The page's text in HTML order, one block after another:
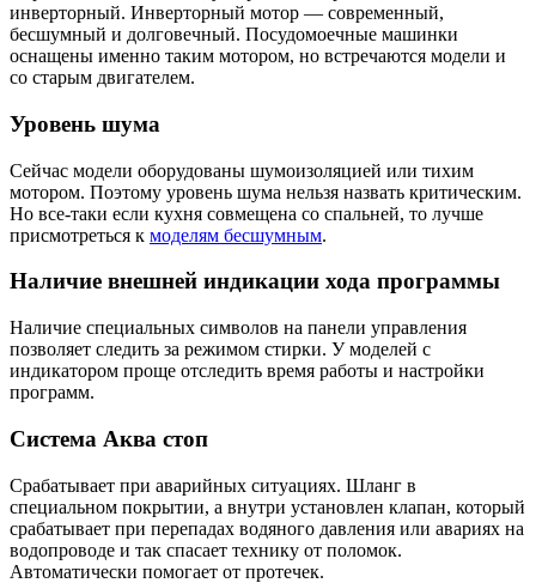
инверторный. Инверторный мотор — современный,
бесшумный и долговечный. Посудомоечные машинки
оснащены именно таким мотором, но встречаются модели и
со старым двигателем.
Уровень шума
Сейчас модели оборудованы шумоизоляцией или тихим
мотором. Поэтому уровень шума нельзя назвать критическим.
Но все-таки если кухня совмещена со спальней, то лучше
присмотреться к моделям бесшумным.
Наличие внешней индикации хода программы
Наличие специальных символов на панели управления
позволяет следить за режимом стирки. У моделей с
индикатором проще отследить время работы и настройки
программ.
Система Аква стоп
Срабатывает при аварийных ситуациях. Шланг в
специальном покрытии, а внутри установлен клапан, который
срабатывает при перепадах водяного давления или авариях на
водопроводе и так спасает технику от поломок.
Автоматически помогает от протечек.